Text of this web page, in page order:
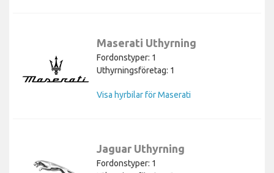
Maserati Uthyrning
Fordonstyper: 1
Uthyrningsföretag: 1
Visa hyrbilar för Maserati
Jaguar Uthyrning
Fordonstyper: 1